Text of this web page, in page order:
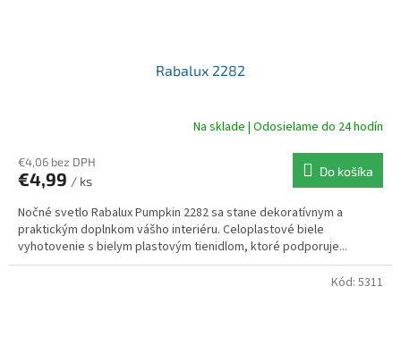
Rabalux 2282
Na sklade | Odosielame do 24 hodín
€4,06 bez DPH
€4,99 / ks
Do košíka
Nočné svetlo Rabalux Pumpkin 2282 sa stane dekoratívnym a
praktickým doplnkom vášho interiéru. Celoplastové biele
vyhotovenie s bielym plastovým tienidlom, ktoré podporuje...
Kód: 5311